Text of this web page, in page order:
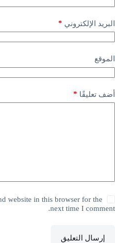
البريد الإلكتروني *
الموقع
أضف تعليقًا *
website in this browser for the
next time I comment.
إرسال التعليق